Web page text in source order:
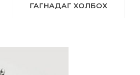
ГАГНАДАГ ХОЛБОХ